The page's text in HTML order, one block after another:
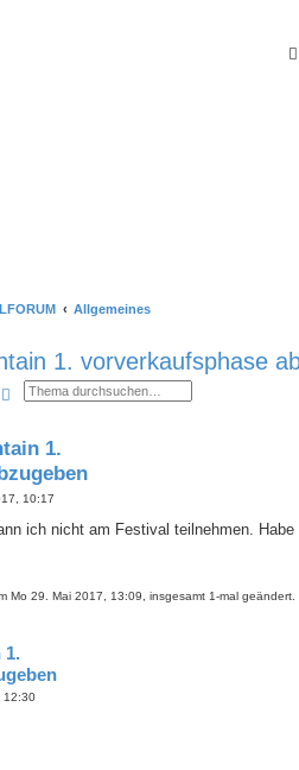
Allgemeines
1. vorverkaufsphase
Erweiterte Suche
1.
10:17
ich nicht am Festival teilnehmen. Habe
Mo 29. Mai 2017, 13:09, insgesamt 1-mal geändert.
1.
12:30